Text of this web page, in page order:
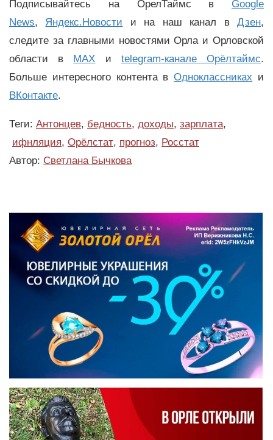
Подписывайтесь на ОрелТаймс в Google
News, Яндекс.Новости и на наш канал вДзен,
следите за главными новостями Орла и Орловской
области в MAX и telegram-канале Орёлтаймс.
Больше интересного контента вОдноклассниках и
ВКонтакте.
Теги: Антонцев, бедность, доходы, зарплата,
ифнляция, Орёлстат, прогноз, Росстат
Автор: Светлана Бычкова